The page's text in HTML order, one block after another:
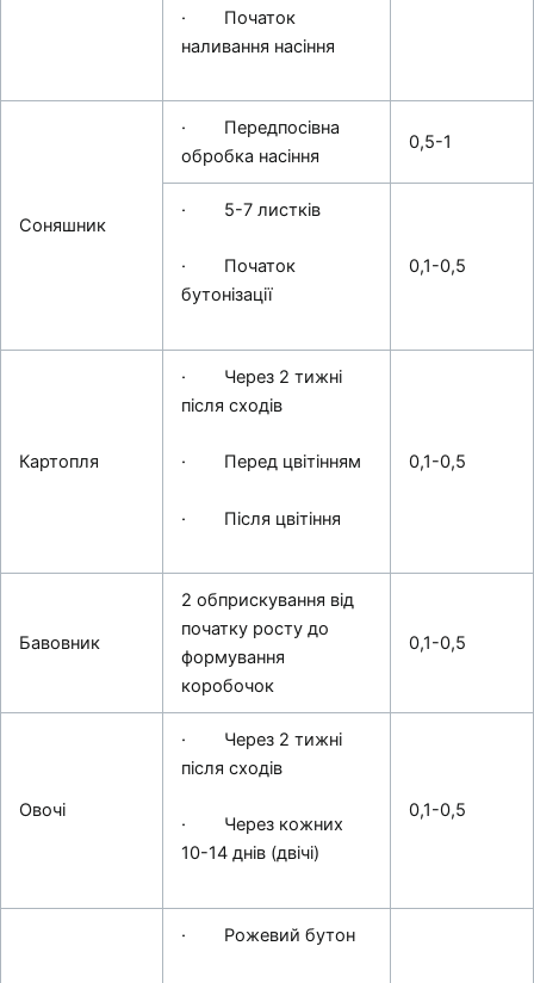
· Початок
наливання насіння
Соняшник
· Передпосівна
обробка насіння
0,5-1
· 5-7 листків
· Початок
бутонізації
0,1-0,5
Картопля
· Через 2 тижні
після сходів
· Перед цвітінням
· Після цвітіння
0,1-0,5
Бавовник
2 обприскування від
початку росту до
формування
коробочок
0,1-0,5
Овочі
· Через 2 тижні
після сходів
· Через кожних
10-14 днів (двічі)
0,1-0,5
· Рожевий бутон